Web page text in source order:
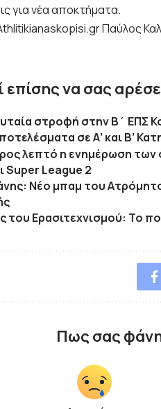
για νέα αποκτήματα.
Παύλος
να σας
στροφή στην Β΄ ΕΠΣ
σε Α’ και Β’
λεπτό η ενημέρωση των
Super League 2
Νέο μπαμ του
του Ερασιτεχνισμού: Το
Πως σας